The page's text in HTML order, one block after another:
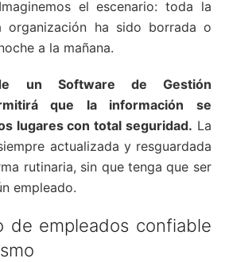
el escenario: toda la
organización ha sido borrada o
a la mañana.
un Software de Gestión
que la información se
lugares con total seguridad. La
actualizada y resguardada
rutinaria, sin que tenga que ser
empleado.
de empleados confiable